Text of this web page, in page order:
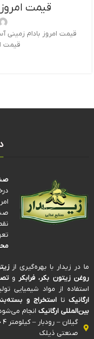
قیمت
قیمت
ما در زیدار با بهره‌گیری از
روغن زیتون بکر، فرابکر و
استفاده از مواد شیمیایی
ارگانیک تا استخراج و
بین‌المللی ارگانیک انجام
صنعتی ذیلک